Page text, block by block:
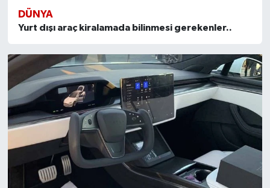
DÜNYA
Yurt dışı araç kiralamada bilinmesi gerekenler..